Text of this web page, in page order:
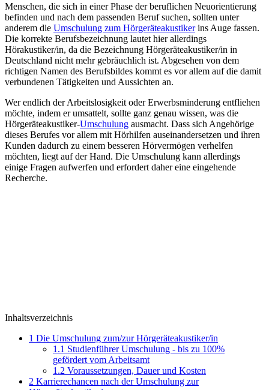
Menschen, die sich in einer Phase der beruflichen Neuorientierung
befinden und nach dem passenden Beruf suchen, sollten unter
anderem die Umschulung zum Hörgeräteakustikerins Auge fassen.
Die korrekte Berufsbezeichnung lautet hier allerdings
Hörakustiker/in, da die Bezeichnung Hörgeräteakustiker/in in
Deutschland nicht mehr gebräuchlich ist. Abgesehen von dem
richtigen Namen des Berufsbildes kommt es vor allem auf die damit
verbundenen Tätigkeiten und Aussichten an.
Wer endlich der Arbeitslosigkeit oder Erwerbsminderung entfliehen
möchte, indem er umsattelt, sollte ganz genau wissen, was die
Hörgeräteakustiker-Umschulung ausmacht. Dass sich Angehörige
dieses Berufes vor allem mit Hörhilfen auseinandersetzen und ihren
Kunden dadurch zu einem besseren Hörvermögen verhelfen
möchten, liegt auf der Hand. Die Umschulung kann allerdings
einige Fragen aufwerfen und erfordert daher eine eingehende
Recherche.
Inhaltsverzeichnis
1 Die Umschulung zum/zur Hörgeräteakustiker/in
1.1 Studienführer Umschulung - bis zu 100%
gefördert vom Arbeitsamt
1.2 Voraussetzungen, Dauer und Kosten
2 Karrierechancen nach der Umschulung zur